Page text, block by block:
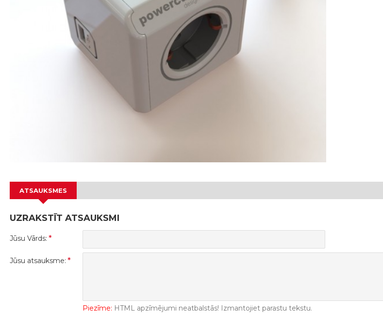
ATSAUKSMES
UZRAKSTĪT ATSAUKSMI
Jūsu Vārds:
Jūsu atsauksme:
Piezīme: HTML apzīmējumi neatbalstās! Izmantojiet parastu tekstu.